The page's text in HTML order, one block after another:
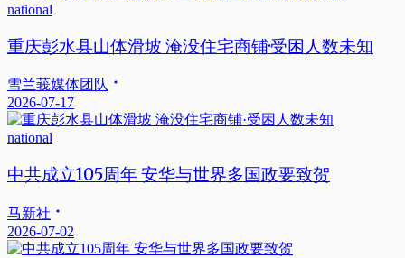
national
重庆彭水县山体滑坡 淹没住宅商铺·受困人数未知
雪兰莪媒体团队
2026-07-17
national
中共成立105周年 安华与世界多国政要致贺
马新社
2026-07-02